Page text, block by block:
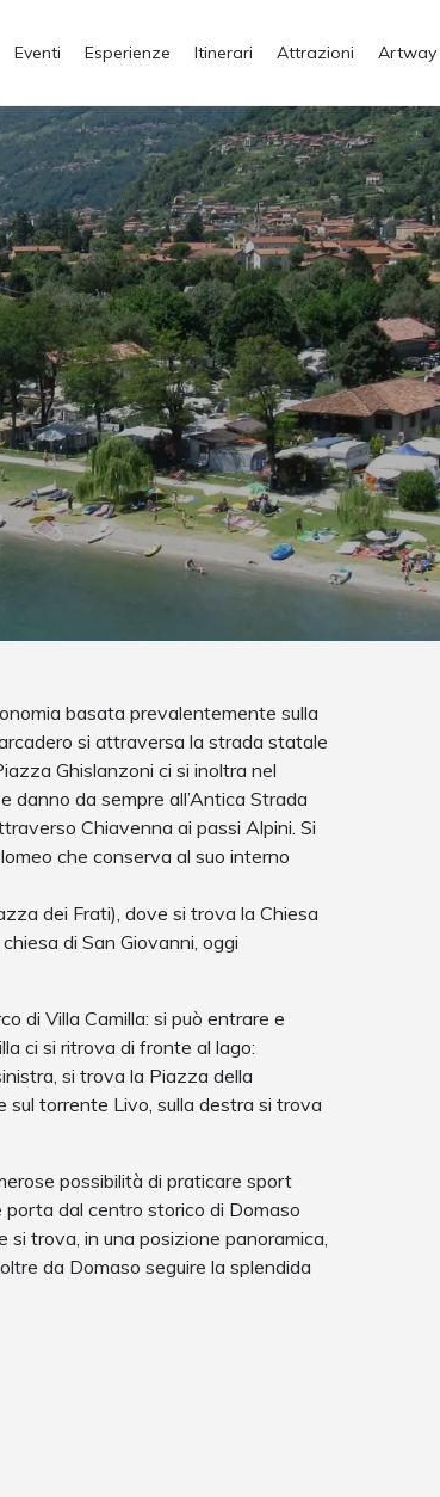
Eventi Esperienze Itinerari Attrazioni Artway
basata prevalentemente sulla
si attraversa la strada statale
Ghislanzoni ci si inoltra nel
danno da sempre all’Antica Strada
Chiavenna ai passi Alpini. Si
che conserva al suo interno
dei Frati), dove si trova la Chiesa
di San Giovanni, oggi
di Villa Camilla: si può entrare e
ci si ritrova di fronte al lago:
si trova la Piazza della
sul torrente Livo, sulla destra si trova
possibilità di praticare sport
dal centro storico di Domaso
trova, in una posizione panoramica,
da Domaso seguire la splendida